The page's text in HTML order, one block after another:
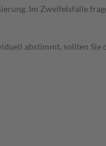
Im Zweifelsfalle
abstimmt, sollten